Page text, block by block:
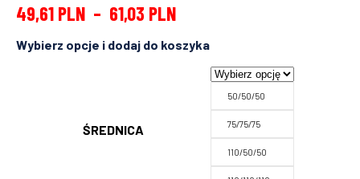
49,61 PLN – 61,03 PLN
ŚREDNICA
50/50/50
75/75/75
110/50/50